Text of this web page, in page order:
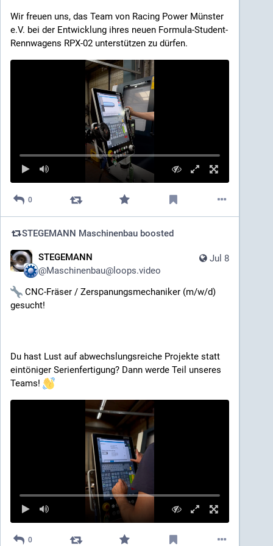
#Blechbearbeitung #Lasertechnik #Schweißtechnik
#CADCAM #Industrie #Lohnfertigung #Präzision
#Qualität #MadeInGermany #Münsterland #Billerbeck
#Familienunternehmen #Innovation #Engineering
#WirMachenGenauIhrDing
Wir freuen uns, das Team von Racing Power Münster
e.V. bei der Entwicklung ihres neuen Formula-Student-
Rennwagens RPX-02 unterstützen zu dürfen.
0
STEGEMANN Maschinenbau boosted
Jul 8
STEGEMANN
@Maschinenbau@loops.video
CNC-Fräser / Zerspanungsmechaniker (m/w/d)
gesucht!
Du hast Lust auf abwechslungsreiche Projekte statt
eintöniger Serienfertigung? Dann werde Teil unseres
Teams!
0